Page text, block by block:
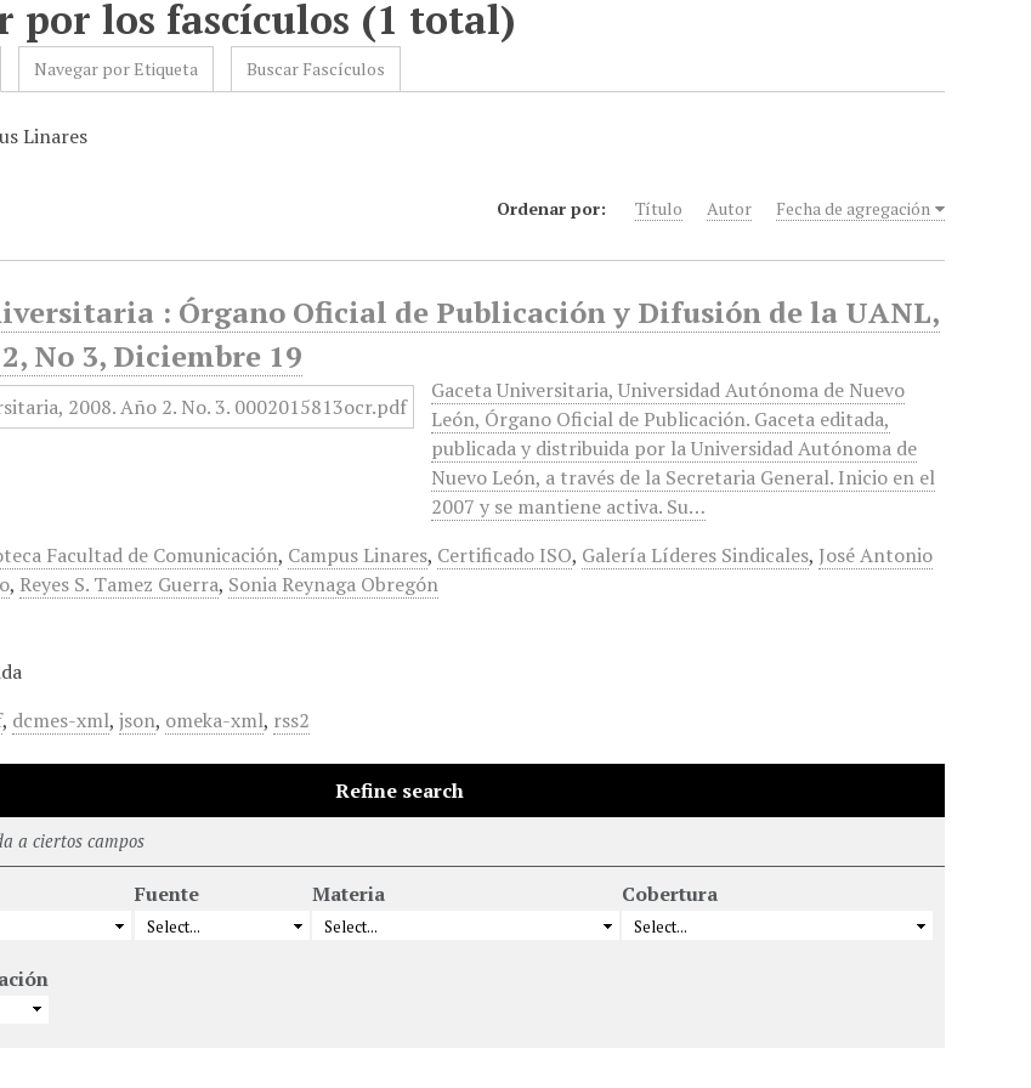
por los fascículos (1 total)
Navegar por Etiqueta Buscar Fascículos
Linares
Ordenar por: Título Autor Fecha de agregación
: Órgano Oficial de Publicación y Difusión de la UANL,
No 3, Diciembre 19
Gaceta Universitaria, Universidad Autónoma de Nuevo
León, Órgano Oficial de Publicación. Gaceta editada,
publicada y distribuida por la Universidad Autónoma de
Nuevo León, a través de la Secretaria General. Inicio en el
2007 y se mantiene activa. Su…
Facultad de Comunicación, Campus Linares, Certificado ISO, Galería Líderes Sindicales, José Antonio
, Reyes S. Tamez Guerra, Sonia Reynaga Obregón
, dcmes-xml,json, omeka-xml, rss2
Refine search
a ciertos campos
Fuente Materia Cobertura